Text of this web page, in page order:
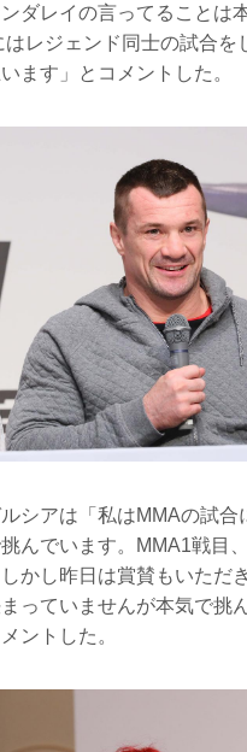
ンダレイの言ってることは
はレジェンド同士の試合を
ます」とコメントした。
シアは「私はMMAの試合
んでいます。MMA1戦目
かし昨日は賞賛もいただ
っていませんが本気で挑
ントした。